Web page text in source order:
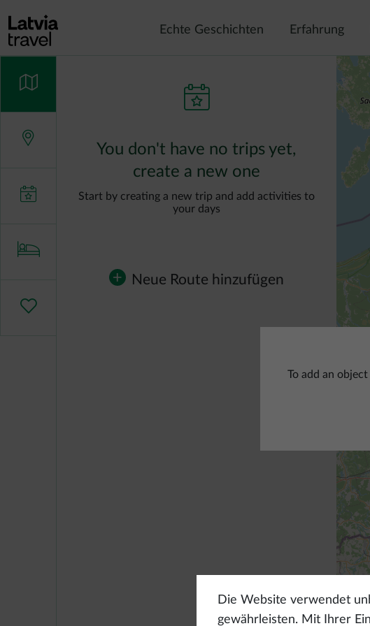
Echte Geschichten Erfahrung
You don't have no trips yet,
create a new one
Start by creating a new trip and add activities to
your days
Neue Route hinzufügen
To add an
Die Website verwendet
gewährleisten. Mit Ihrer